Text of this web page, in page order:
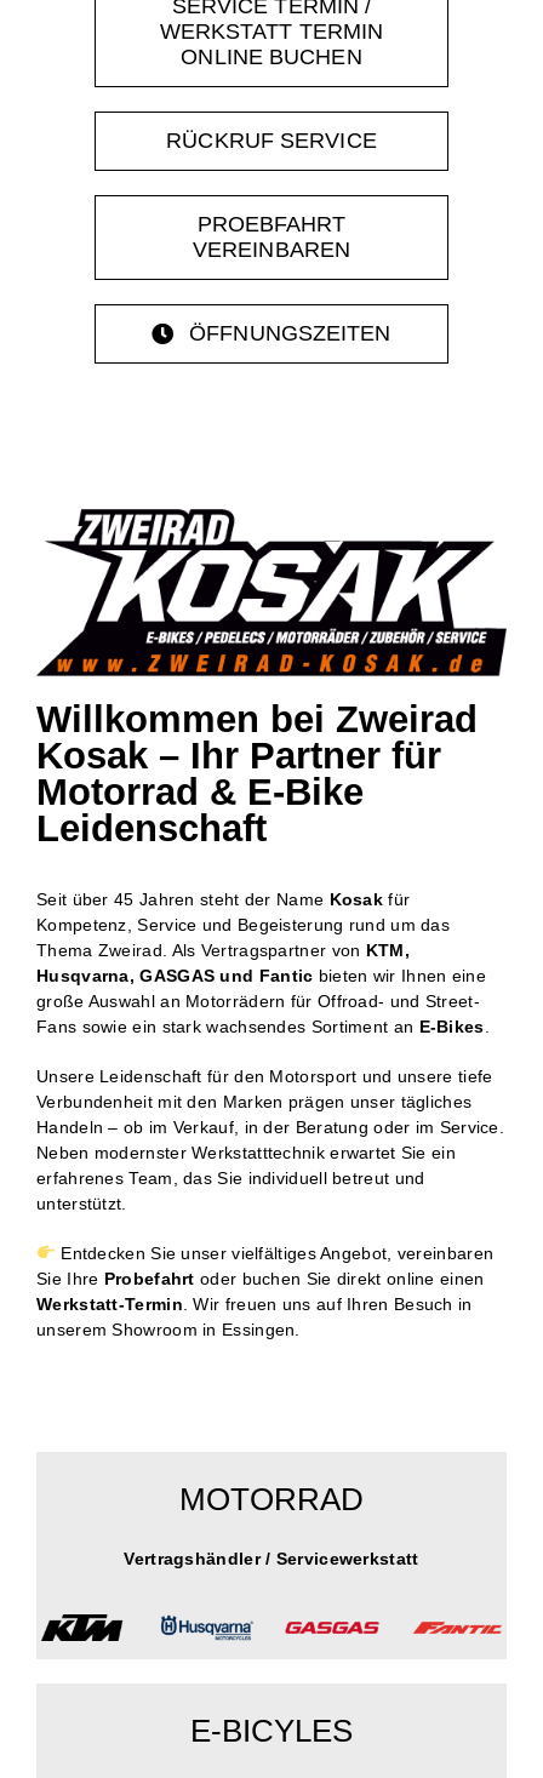
SERVICE TERMIN /
WERKSTATT TERMIN
ONLINE BUCHEN
RÜCKRUF SERVICE
PROEBFAHRT
VEREINBAREN
ÖFFNUNGSZEITEN
Willkommen bei Zweirad
Kosak – Ihr Partner für
Motorrad & E-Bike
Leidenschaft
Seit über 45 Jahren steht der Name Kosak für
Kompetenz, Service und Begeisterung rund um das
Thema Zweirad. Als Vertragspartner von KTM,
Husqvarna, GASGAS und Fantic bieten wir Ihnen eine
große Auswahl an Motorrädern für Offroad- und Street-
Fans sowie ein stark wachsendes Sortiment an E-Bikes
Unsere Leidenschaft für den Motorsport und unsere tiefe
Verbundenheit mit den Marken prägen unser tägliches
Handeln – ob im Verkauf, in der Beratung oder im Service.
Neben modernster Werkstatttechnik erwartet Sie ein
erfahrenes Team, das Sie individuell betreut und
unterstützt.
Entdecken Sie unser vielfältiges Angebot, vereinbaren
Sie Ihre Probefahrt oder buchen Sie direkt online einen
Werkstatt-Termin . Wir freuen uns auf Ihren Besuch in
unserem Showroom in Essingen.
MOTORRAD
Vertragshändler / Servicewerkstatt
E-BICYLES